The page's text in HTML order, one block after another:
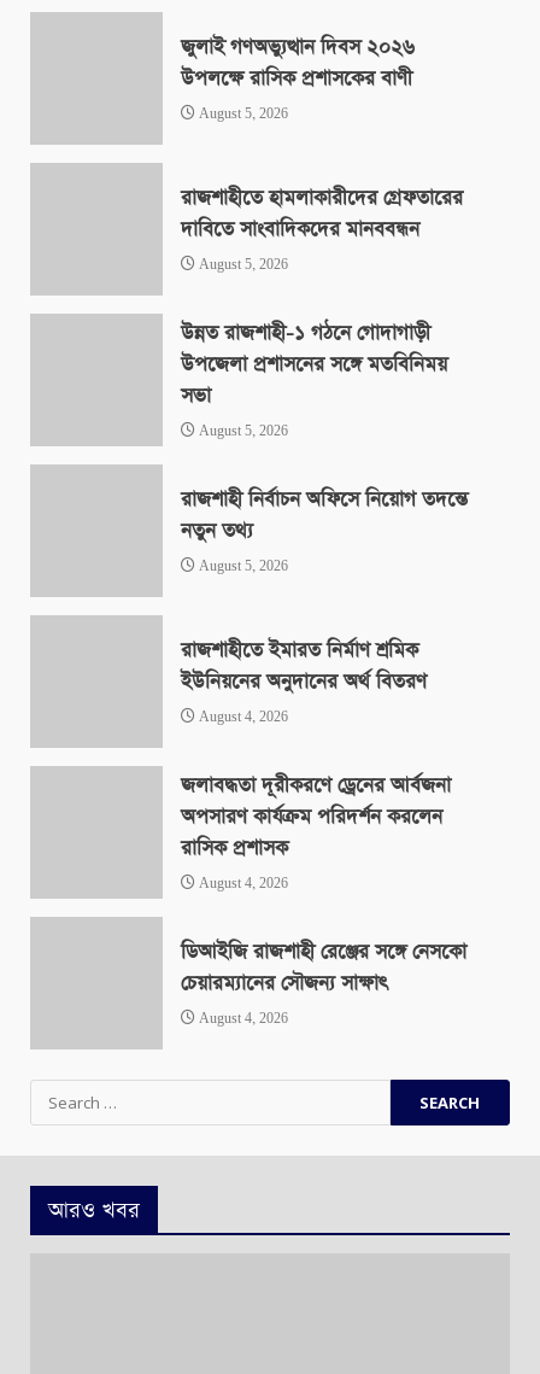
জুলাই গণঅভ্যুত্থান দিবস ২০২৬
উপলক্ষে রাসিক প্রশাসকের বাণী
August 5, 2026
রাজশাহীতে হামলাকারীদের গ্রেফতারের
দাবিতে সাংবাদিকদের মানববন্ধন
August 5, 2026
উন্নত রাজশাহী-১ গঠনে গোদাগাড়ী
উপজেলা প্রশাসনের সঙ্গে মতবিনিময়
সভা
August 5, 2026
রাজশাহী নির্বাচন অফিসে নিয়োগ তদন্তে
নতুন তথ্য
August 5, 2026
রাজশাহীতে ইমারত নির্মাণ শ্রমিক
ইউনিয়নের অনুদানের অর্থ বিতরণ
August 4, 2026
জলাবদ্ধতা দূরীকরণে ড্রেনের আর্বজনা
অপসারণ কার্যক্রম পরিদর্শন করলেন
রাসিক প্রশাসক
August 4, 2026
ডিআইজি রাজশাহী রেঞ্জের সঙ্গে নেসকো
চেয়ারম্যানের সৌজন্য সাক্ষাৎ
August 4, 2026
Search
for:
আরও খবর